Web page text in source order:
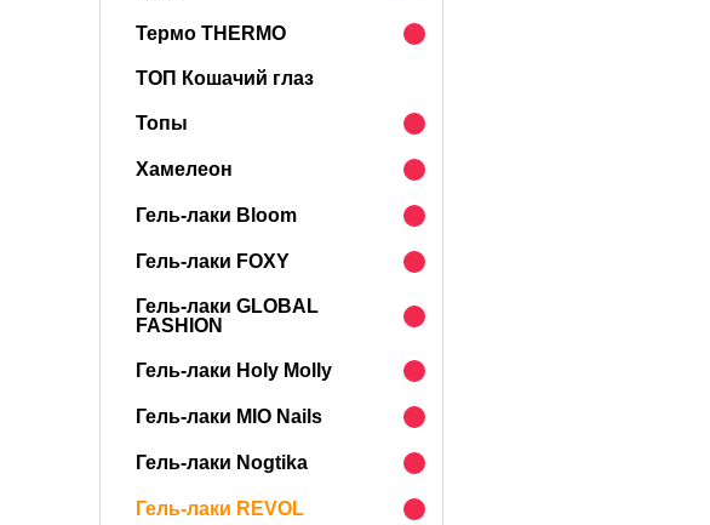
Термо THERMO
ТОП Кошачий глаз
Топы
Хамелеон
Гель-лаки Bloom
Гель-лаки FOXY
Гель-лаки GLOBAL
FASHION
Гель-лаки Holy Molly
Гель-лаки MIO Nails
Гель-лаки Nogtika
Гель-лаки REVOL